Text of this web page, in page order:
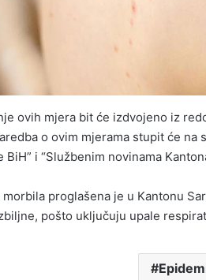
ovih mjera bit će izdvojeno iz
o ovim mjerama stupit će na
BiH” i “Službenim novinama
morbila proglašena je u Kantonu
pošto uključuju upale